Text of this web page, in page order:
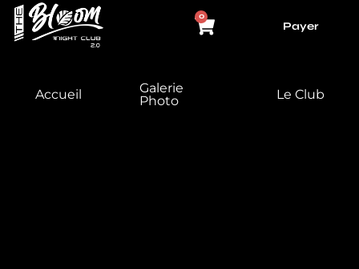
Aller
0
Panier Payer
Accueil
Galerie
Photo
Le Club